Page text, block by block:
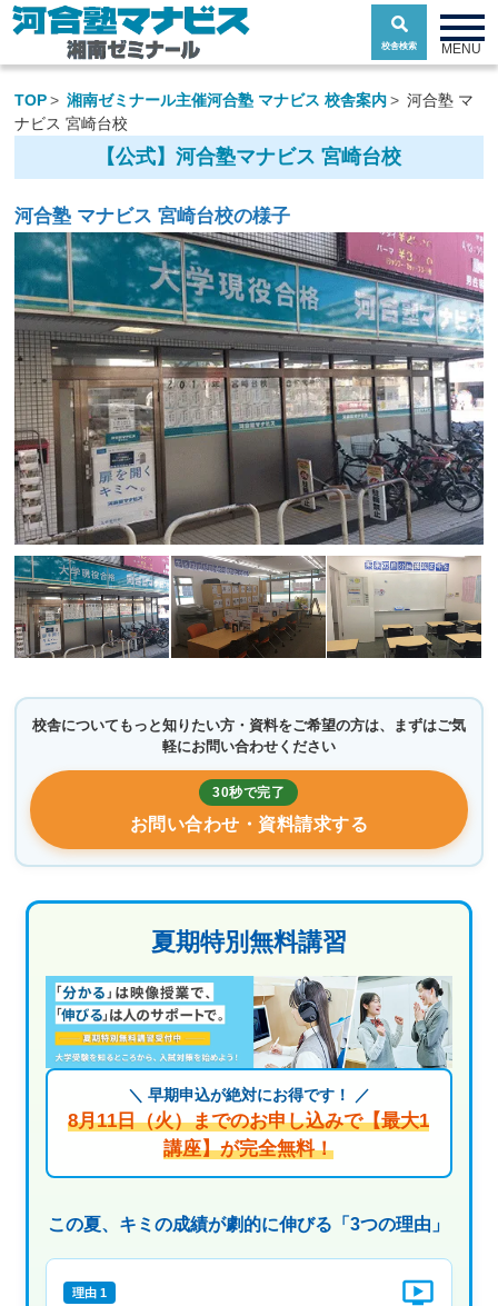
校舎検索
toggle
MENU
TOP 湘南ゼミナール主催河合塾 マナビス 校舎案内
河合塾 マ
ナビス 宮崎台校
【公式】河合塾マナビス 宮崎台校
河合塾 マナビス 宮崎台校の様子
校舎についてもっと知りたい方・資料をご希望の方は、まずはご気
軽にお問い合わせください
30秒で完了
お問い合わせ・資料請求する
夏期特別無料講習
＼ 早期申込が絶対にお得です！ ／
8月11日（火）までのお申し込みで【最大1
講座】が完全無料！
この夏、キミの成績が劇的に伸びる「3つの理由」
理由 1